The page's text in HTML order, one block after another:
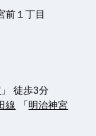
前１丁目
」 徒歩3分
線 「明治神宮